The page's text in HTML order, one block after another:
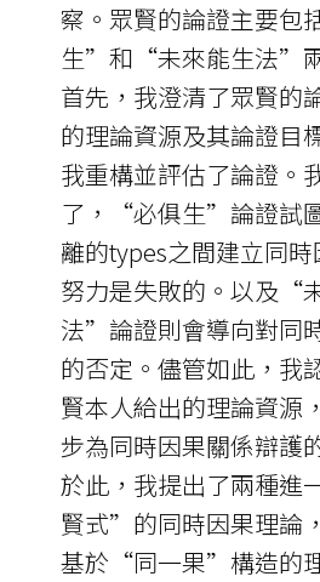
察。眾賢的論證主要包
生”和“未來能生法”
首先，我澄清了眾賢的
的理論資源及其論證目
我重構並評估了論證。
了，“必俱生”論證試
離的types之間建立同
努力是失敗的。以及“
法”論證則會導向對同
的否定。儘管如此，我
賢本人給出的理論資源
步為同時因果關係辯護
於此，我提出了兩種進
賢式”的同時因果理論
基於“同一果”構造的